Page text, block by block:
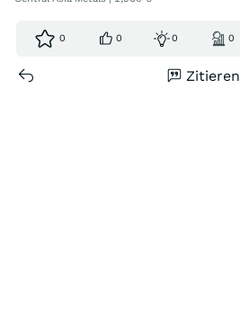
0 0 0 0
Zitieren